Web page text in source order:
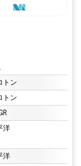
トン
トン
洋
洋